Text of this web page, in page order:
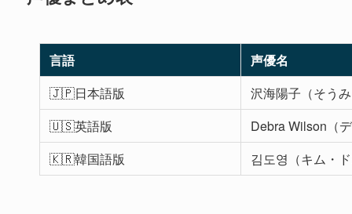
言語
声優名
🇯🇵日本語版
沢海陽子（そうみ
🇺🇸英語版
Debra Wilson（
🇰🇷韓国語版
김도영（キム・ド